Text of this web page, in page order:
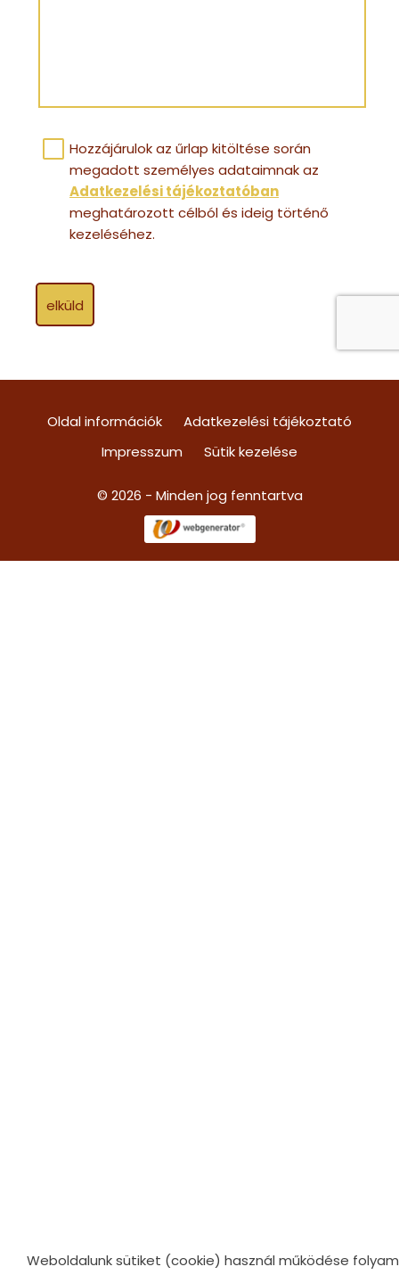
Hozzájárulok az űrlap kitöltése során
megadott személyes adataimnak az
Adatkezelési tájékoztatóban
meghatározott célból és ideig történő
kezeléséhez.
elküld
© 2026 - Minden jog fenntartva
Oldal információk
Adatkezelési tájékoztató
Impresszum
Sütik kezelése
Weboldalunk sütiket (cookie) használ működése